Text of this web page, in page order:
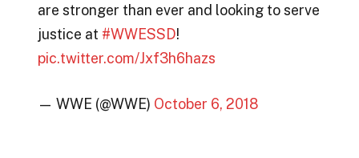
are stronger than ever and looking to serve
justice at #WWESSD!
pic.twitter.com/Jxf3h6hazs
— WWE (@WWE) October 6, 2018